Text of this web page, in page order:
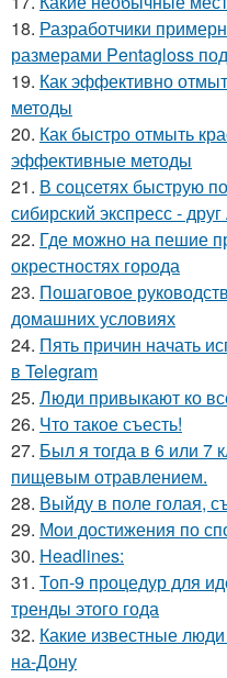
18. Разработчики
размерами Pentagloss
19. Как эффективно
методы
20. Как быстро отмыть
эффективные методы
21. В соцсетях быструю
сибирский экспресс -
22. Где можно на пешие
окрестностях города
23. Пошаговое
домашних условиях
24. Пять причин начать
в Telegram
25. Люди привыкают ко
26. Что такое съесть!
27. Был я тогда в 6 или 7
пищевым отравлением.
28. Выйду в поле голая,
29. Мои достижения по
30. Headlines:
31. Топ-9 процедур для
тренды этого года
32. Какие известные
на-Дону